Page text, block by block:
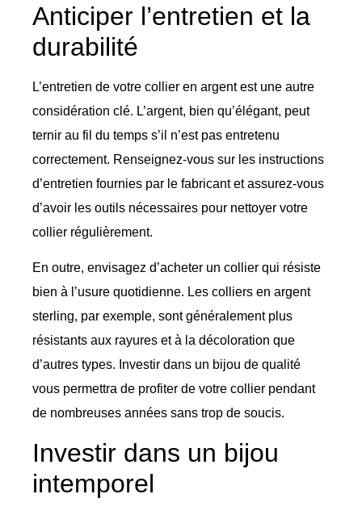
Anticiper l’entretien et la
durabilité
L’entretien de votre collier en argent est une autre
considération clé. L’argent, bien qu’élégant, peut
ternir au fil du temps s’il n’est pas entretenu
correctement. Renseignez-vous sur les instructions
d’entretien fournies par le fabricant et assurez-vous
d’avoir les outils nécessaires pour nettoyer votre
collier régulièrement.
En outre, envisagez d’acheter un collier qui résiste
bien à l’usure quotidienne. Les colliers en argent
sterling, par exemple, sont généralement plus
résistants aux rayures et à la décoloration que
d’autres types. Investir dans un bijou de qualité
vous permettra de profiter de votre collier pendant
de nombreuses années sans trop de soucis.
Investir dans un bijou
intemporel